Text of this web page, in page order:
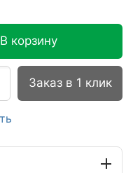
В корзину
Заказ в 1 клик